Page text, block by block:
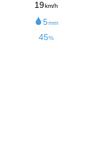
19km/h
5mm
45%